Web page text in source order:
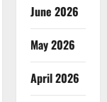
June 2026
May 2026
April 2026